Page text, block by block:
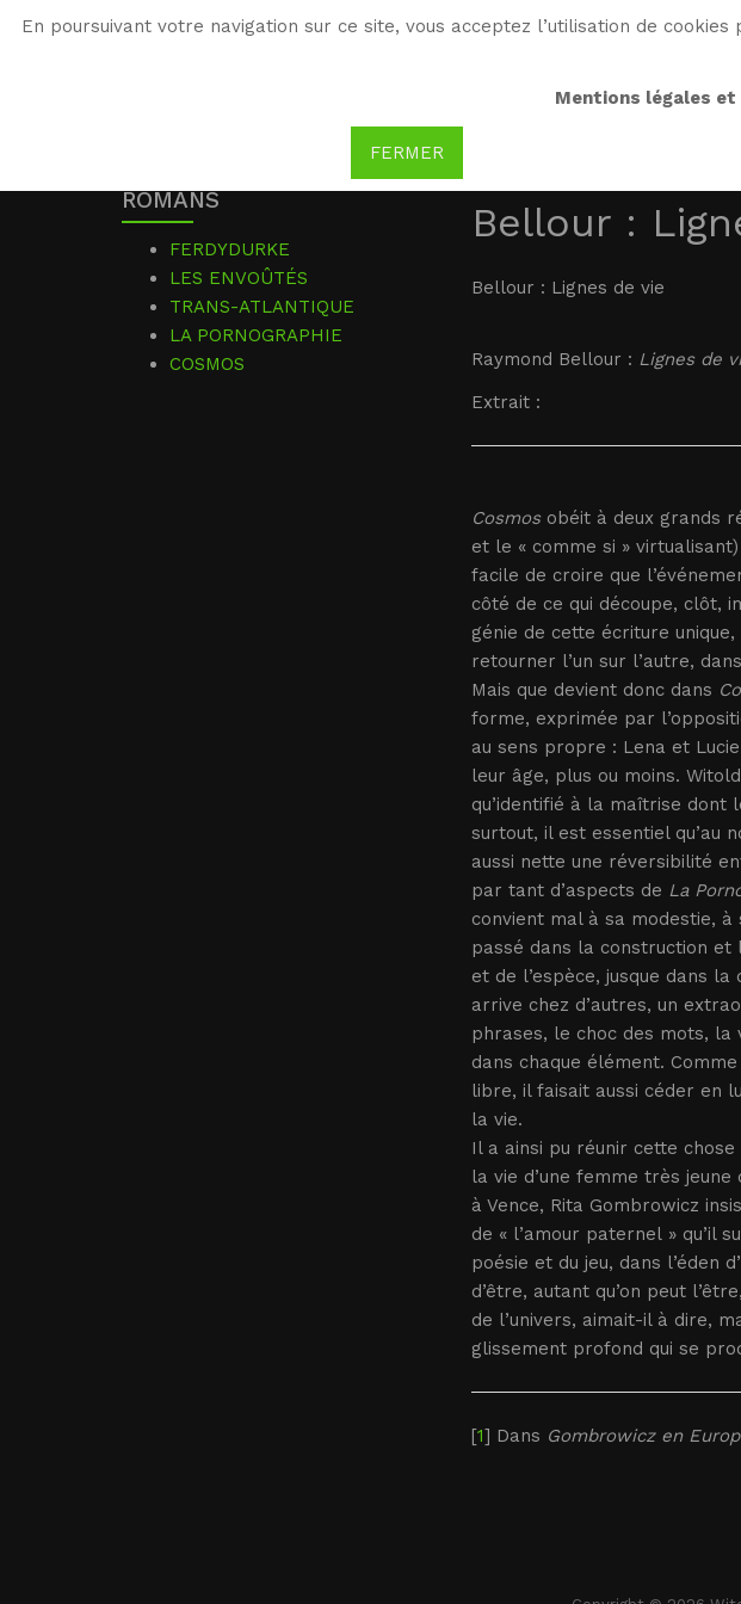
En poursuivant votre navigation sur ce site, vous acceptez l’utilisation de
Mentions légales
FERMER
Bellour :
Bellour : Lignes de vie
Raymond Bellour : Lignes de
Extrait :
Cosmosobéit à deux grands
et le « comme si »
facile de croire que
côté de ce qui découpe, clôt,
génie de cette écriture
retourner l’un sur l’autre,
Mais que devient donc dans
forme, exprimée par
au sens propre : Lena et
leur âge, plus ou moins.
qu’identifié à la maîtrise dont
surtout, il est essentiel qu’au
aussi nette une réversibilité
par tant d’aspects de La
convient mal à sa modestie,
passé dans la construction et
et de l’espèce, jusque dans
arrive chez d’autres, un
phrases, le choc des mots, la
dans chaque élément.
libre, il faisait aussi céder en
la vie.
Il a ainsi pu réunir cette
la vie d’une femme très
à Vence, Rita Gombrowicz
de « l’amour paternel » qu’il
poésie et du jeu, dans l’éden
d’être, autant qu’on peut
de l’univers, aimait-il à dire,
glissement profond qui se
[1] Dans Gombrowicz en
ROMANS
FERDYDURKE
LES ENVOÛTÉS
TRANS-ATLANTIQUE
LA PORNOGRAPHIE
COSMOS